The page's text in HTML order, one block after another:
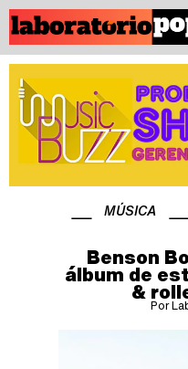
MÚSICA
Benson
álbum de
&
Por